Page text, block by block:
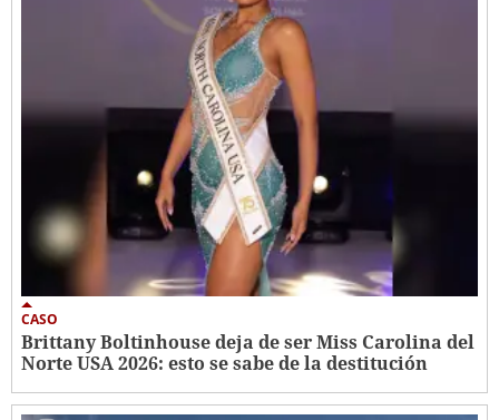
CASO
Brittany Boltinhouse deja de ser Miss Carolina del
Norte USA 2026: esto se sabe de la destitución